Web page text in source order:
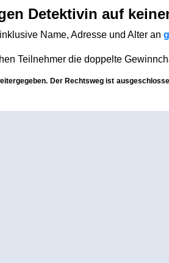
Detektivin auf
inklusive Name, Adresse und Alter an
Teilnehmer die doppelte
Der Rechtsweg ist